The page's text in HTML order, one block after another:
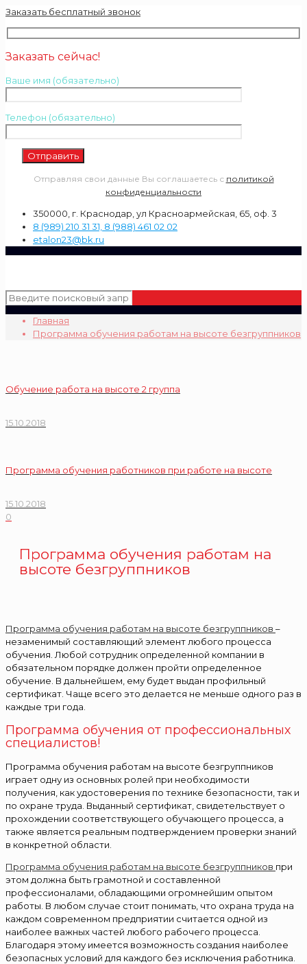
Заказать бесплатный звонок
Заказать сейчас!
Ваше имя (обязательно)
Телефон (обязательно)
Отправляя свои данные Вы соглашаетесь с политикой
конфиденциальности
350000, г. Краснодар, ул Красноармейская, 65, оф. 3
8 (989) 210 31 31, 8 (988) 461 02 02
etalon23@bk.ru
Главная
Программа обучения работам на высоте безгруппников
Обучение работа на высоте 2 группа
15.10.2018
Программа обучения работников при работе на высоте
15.10.2018
0
Программа обучения работам на
высоте безгруппников
Программа обучения работам на высоте безгруппников –
незаменимый составляющий элемент любого процесса
обучения. Любой сотрудник определенной компании в
обязательном порядке должен пройти определенное
обучение. В дальнейшем, ему будет выдан профильный
сертификат. Чаще всего это делается не меньше одного раз в
каждые три года.
Программа обучения от профессиональных
специалистов!
Программа обучения работам на высоте безгруппников
играет одну из основных ролей при необходимости
получения, как удостоверения по технике безопасности, так и
по охране труда. Выданный сертификат, свидетельствует о
прохождении соответствующего обучающего процесса, а
также является реальным подтверждением проверки знаний
в конкретной области.
Программа обучения работам на высоте безгруппников при
этом должна быть грамотной и составленной
профессионалами, обладающими огромнейшим опытом
работы. В любом случае стоит понимать, что охрана труда на
каждом современном предприятии считается одной из
наиболее важных частей любого рабочего процесса.
Благодаря этому имеется возможность создания наиболее
безопасных условий для каждого без исключения работника.